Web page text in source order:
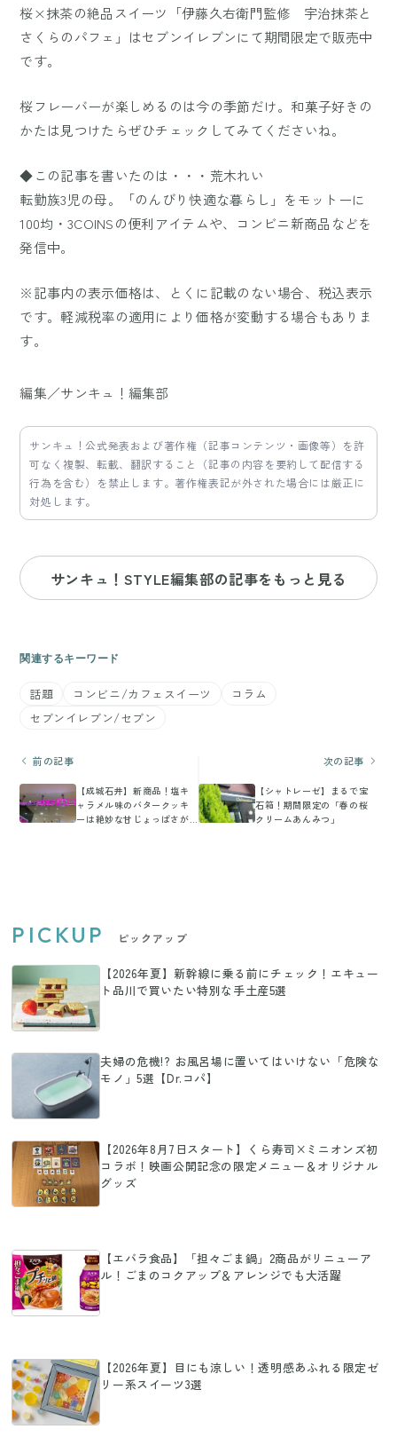
桜×抹茶の絶品スイーツ「伊藤久右衛門監修 宇治抹茶と
さくらのパフェ」はセブンイレブンにて期間限定で販売中
です。
桜フレーバーが楽しめるのは今の季節だけ。和菓子好きの
かたは見つけたらぜひチェックしてみてくださいね。
◆この記事を書いたのは・・・荒木れい
転勤族3児の母。「のんびり快適な暮らし」をモットーに
100均・3COINSの便利アイテムや、コンビニ新商品などを
発信中。
※記事内の表示価格は、とくに記載のない場合、税込表示
です。軽減税率の適用により価格が変動する場合もありま
す。
編集／サンキュ！編集部
サンキュ！公式発表および著作権（記事コンテンツ・画像等）を許
可なく複製、転載、翻訳すること（記事の内容を要約して配信する
行為を含む）を禁止します。著作権表記が外された場合には厳正に
対処します。
サンキュ！STYLE編集部の記事をもっと見る
関連するキーワード
話題 コンビニ/カフェスイーツ
コラム
セブンイレブン/セブン
前の記事
【成城石井】新商品！塩キ
ャラメル味のバタークッキ
ーは絶妙な甘じょっぱさが
次の記事
【シャトレーゼ】まるで宝
石箱！期間限定の「春の桜
クリームあんみつ」
PICKUP ピックアップ
【2026年夏】新幹線に乗る前にチェック！エキュー
ト品川で買いたい特別な手土産5選
夫婦の危機!? お風呂場に置いてはいけない「危険な
モノ」5選【Dr.コパ】
【2026年8月7日スタート】くら寿司×ミニオンズ初
コラボ！映画公開記念の限定メニュー＆オリジナル
グッズ
【エバラ食品】「担々ごま鍋」2商品がリニューア
ル！ごまのコクアップ＆アレンジでも大活躍
【2026年夏】目にも涼しい！透明感あふれる限定ゼ
リー系スイーツ3選